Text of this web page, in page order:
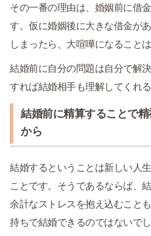
その一番の理由は、婚姻前に借
す。仮に婚姻後に大きな借金が
しまったら、大喧嘩になること
結婚前に自分の問題は自分で解
すれば結婚相手も理解してくれ
結婚前に精算することで
から
結婚するということは新しい人
ことです。そうであるならば、
余計なストレスを抱え込むこと
持ちで結婚できるのではないでし